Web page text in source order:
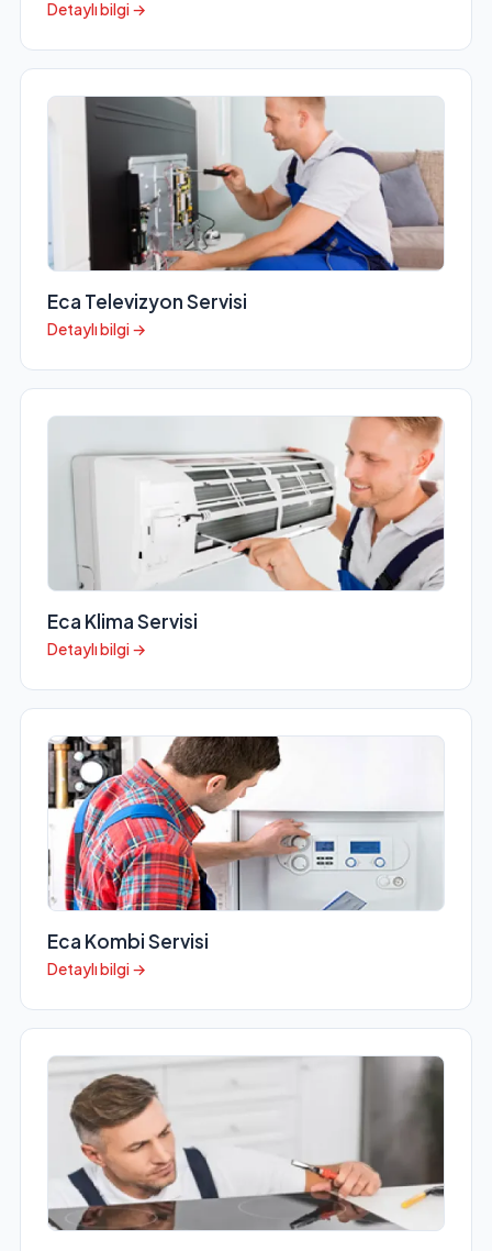
Detaylı bilgi →
Eca Televizyon Servisi
Detaylı bilgi →
Eca Klima Servisi
Detaylı bilgi →
Eca Kombi Servisi
Detaylı bilgi →